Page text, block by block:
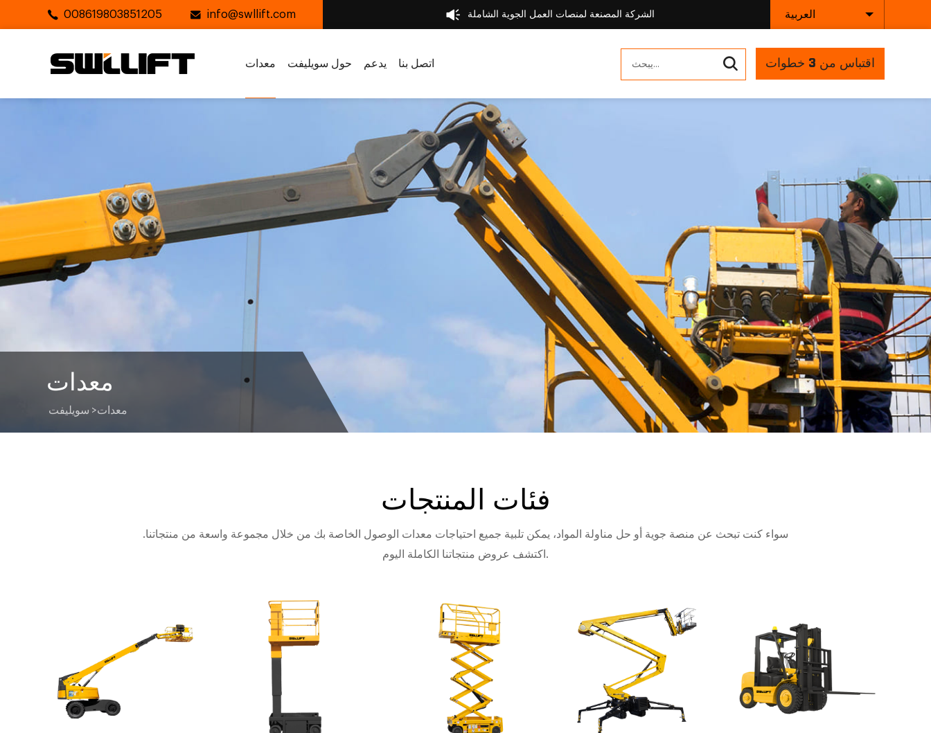
008619803851205 info@swllift.com الشركة المصنعة لمنصات العمل الجوية الشاملة العربية
معدات حول سويليفت يدعم اتصل بنا اقتباس من 3 خطوات
معدات
سويليفت >معدات
فئات المنتجات
سواء كنت تبحث عن منصة جوية أو حل مناولة المواد، يمكن تلبية جميع احتياجات معدات الوصول الخاصة بك من خلال مجموعة واسعة من منتجاتنا.
اكتشف عروض منتجاتنا الكاملة اليوم.